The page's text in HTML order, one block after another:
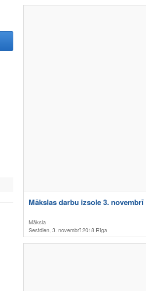
Mākslas darbu izsole 3. novembrī
Māksla
Sestdien, 3. novembrī 2018 Rīga